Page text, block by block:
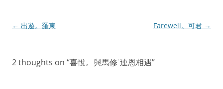
Post
← 出遊。羅東 Farewell。可君 →
2 thoughts on “喜悅。與馬修˙連恩相遇”